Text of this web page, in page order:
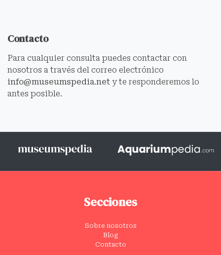
Contacto
Para cualquier consulta puedes contactar con
nosotros a través del correo electrónico
info@museumspedia.net y te responderemos lo
antes posible.
Secciones
Sobre nosotros
Blog
Contacto